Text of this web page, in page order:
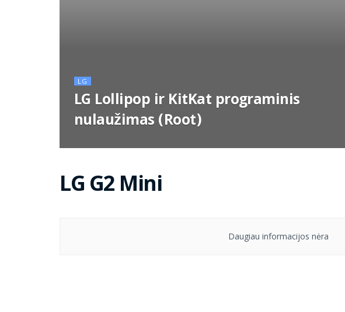
LG
LG Lollipop ir KitKat programinis
nulaužimas (Root)
LG G2 Mini
Daugiau informacijos nėra